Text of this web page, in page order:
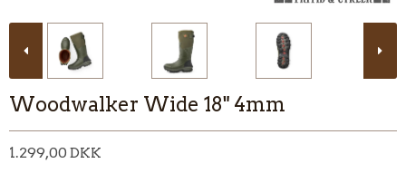
Woodwalker Wide 18" 4mm
1.299,00 DKK